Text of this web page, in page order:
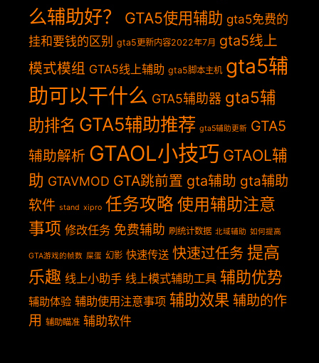
么辅助好？
GTA5使用辅助 gta5免费的
挂和要钱的区别
gta5更新内容2022年7月 gta5线上
模式模组 GTA5线上辅助 gta5脚本主机 gta5辅
助可以干什么 GTA5辅助器 gta5辅
助排名 GTA5辅助推荐 gta5辅助更新 GTA5
辅助解析 GTAOL小技巧 GTAOL辅
助 GTAVMOD GTA跳前置 gta辅助 gta辅助
软件 stand xipro 任务攻略 使用辅助注意
事项 修改任务 免费辅助 刷统计数据 北域辅助 如何提高
GTA游戏的帧数 屎蛋 幻影 快速传送 快速过任务 提高
乐趣 线上小助手 线上模式辅助工具 辅助优势
辅助体验 辅助使用注意事项 辅助效果 辅助的作
用 辅助瞄准 辅助软件